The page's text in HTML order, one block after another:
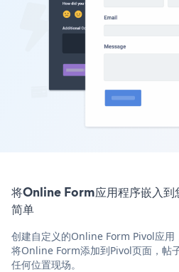
将Online Form应用程序嵌入
简单
创建自定义的Online Form Pivol应用
将Online Form添加到Pivol页面，帖
任何位置现场。